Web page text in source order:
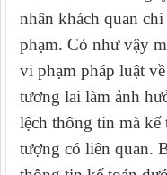
nhân khách quan
phạm. Có như vậy
vi phạm pháp luật
tương lai làm ảnh
lệch thông tin mà kế
tượng có liên quan.